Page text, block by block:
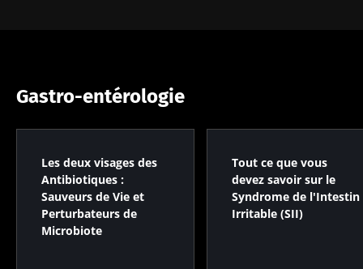
Gastro-entérologie
Les deux visages des
Antibiotiques :
Sauveurs de Vie et
Perturbateurs de
Microbiote
Tout ce que vous
devez savoir sur le
Syndrome de l'Intestin
Irritable (SII)